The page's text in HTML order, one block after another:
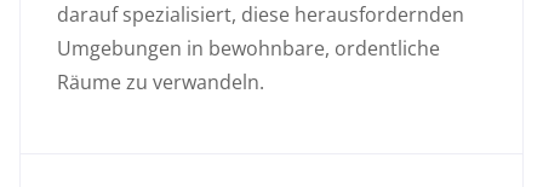
darauf spezialisiert, diese herausfordernden
Umgebungen in bewohnbare, ordentliche
Räume zu verwandeln.